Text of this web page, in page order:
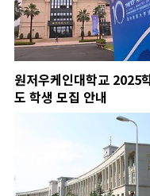
원저우케인대학교 2025
도 학생 모집 안내